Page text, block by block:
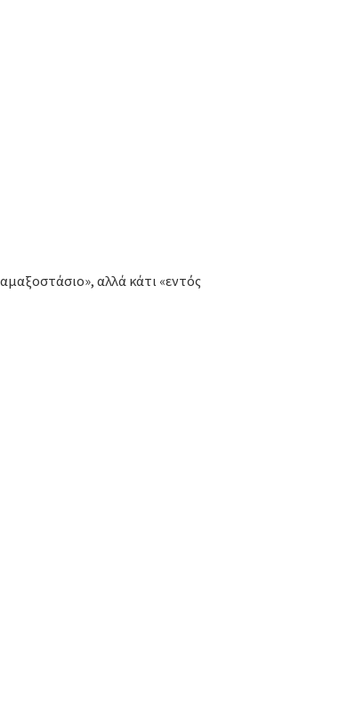
αλλά κάτι «εντός